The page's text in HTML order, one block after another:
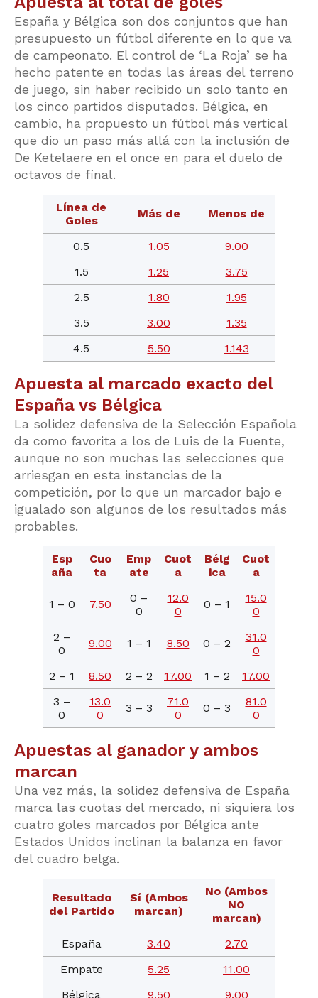
España y Bélgica son dos conjuntos que han
presupuesto un fútbol diferente en lo que va
de campeonato. El control de ‘La Roja’ se ha
hecho patente en todas las áreas del terreno
de juego, sin haber recibido un solo tanto en
los cinco partidos disputados. Bélgica, en
cambio, ha propuesto un fútbol más vertical
que dio un paso más allá con la inclusión de
De Ketelaere en el once en para el duelo de
octavos de final.
Línea de
Goles
Más de Menos de
0.5 1.05
9.00
1.5
1.25
3.75
2.5
1.80
1.95
3.5
3.00
1.35
4.5
5.50 1.143
Apuesta al marcado exacto del
España vs Bélgica
La solidez defensiva de la Selección Española
da como favorita a los de Luis de la Fuente,
aunque no son muchas las selecciones que
arriesgan en esta instancias de la
competición, por lo que un marcador bajo e
igualado son algunos de los resultados más
probables.
Esp
aña
Cuo
ta
Emp
ate
Cuot
a
Bélg
ica
Cuot
a
1 – 0 7.50
0 –
0
12.0
0
0 – 1
15.0
0
2 –
0
9.00 1 – 1 8.50 0 – 2
31.0
0
2 – 1
8.50 2 – 2 17.00 1 – 2
17.00
3 –
0
13.0
0
3 – 3
71.0
0
0 – 3
81.0
0
Apuestas al ganador y ambos
marcan
Una vez más, la solidez defensiva de España
marca las cuotas del mercado, ni siquiera los
cuatro goles marcados por Bélgica ante
Estados Unidos inclinan la balanza en favor
del cuadro belga.
Resultado
del Partido
Sí (Ambos
marcan)
No (Ambos
NO
marcan)
España
3.40
2.70
Empate
5.25
11.00
Bélgica
9.50 9.00